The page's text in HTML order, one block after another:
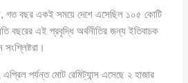
গত বছর একই সময়ে দেশে এসেছিল ১০৫ কোটি
বছরের এই প্রবৃদ্ধি অর্থনীতির জন্য ইতিবাচক
পর্যন্ত মোট রেমিট্যান্স এসেছে ২ হাজার